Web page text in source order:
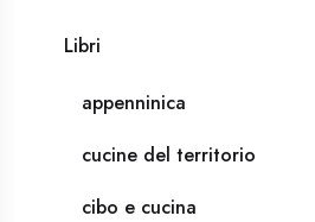
Libri
appenninica
cucine del territorio
cibo e cucina